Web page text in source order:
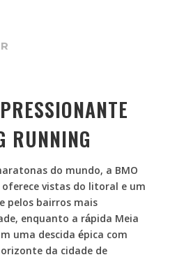
RUNNING
do mundo, a BMO
vistas do litoral e um
pelos bairros mais
enquanto a rápida Meia
uma descida épica com
da cidade de